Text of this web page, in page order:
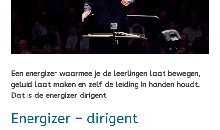
Een energizer waarmee je de leerlingen laat bewegen,
geluid laat maken en zelf de leiding in handen houdt.
Dat is de energizer dirigent
Energizer – dirigent